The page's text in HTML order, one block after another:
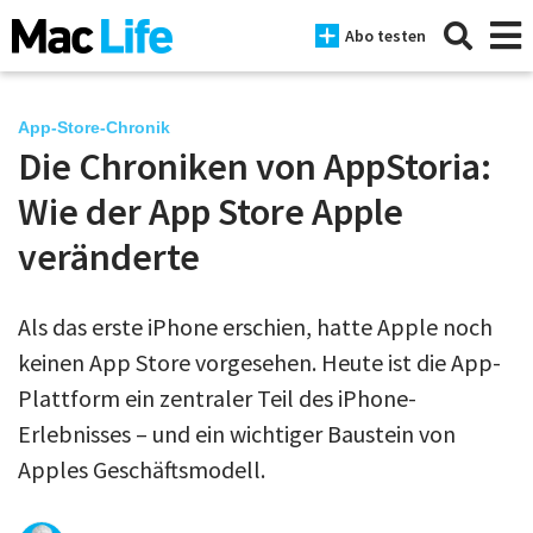
Abo testen
News
iPhone
iPad
Tests
Tipps
Magazine
App-Store-Chronik
Die Chroniken von AppStoria:
Wie der App Store Apple
veränderte
Als das erste iPhone erschien, hatte Apple noch
keinen App Store vorgesehen. Heute ist die App-
Plattform ein zentraler Teil des iPhone-
Erlebnisses – und ein wichtiger Baustein von
Apples Geschäftsmodell.